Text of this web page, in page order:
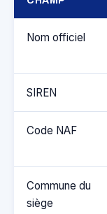
Nom officiel
SIREN
Code NAF
Commune du
siège